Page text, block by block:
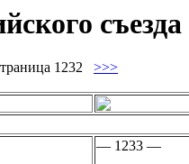
1232 >>>
— 1233 —